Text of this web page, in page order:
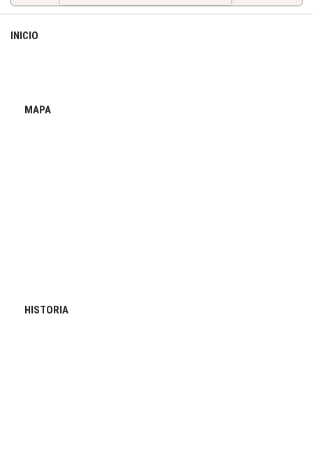
INICIO
MAPA
HISTORIA